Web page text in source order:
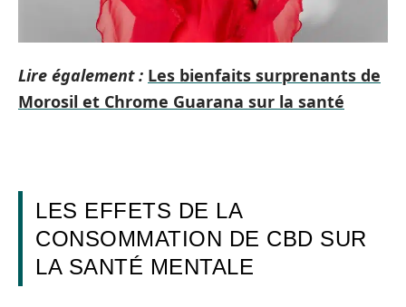
Lire également : Les bienfaits surprenants de
Morosil et Chrome Guarana sur la santé
LES EFFETS DE LA
CONSOMMATION DE CBD SUR
LA SANTÉ MENTALE